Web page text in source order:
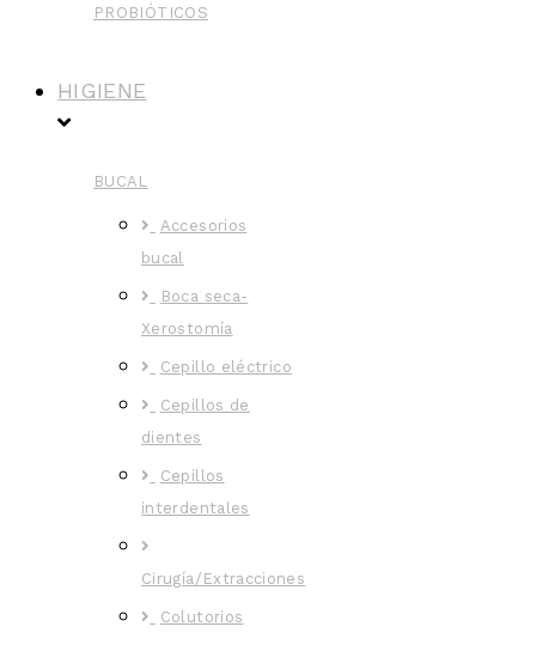
PROBIÓTICOS
HIGIENE
BUCAL
Accesorios
bucal
Boca seca-
Xerostomía
Cepillo eléctrico
Cepillos de
dientes
Cepillos
interdentales
Cirugía/Extracciones
Colutorios